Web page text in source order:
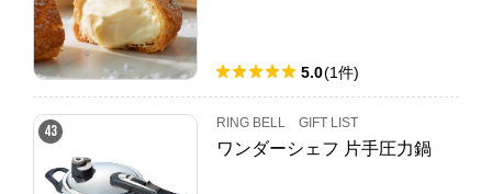
5.0(1件)
43 RING BELL GIFT LIST
ワンダーシェフ 片手圧力鍋